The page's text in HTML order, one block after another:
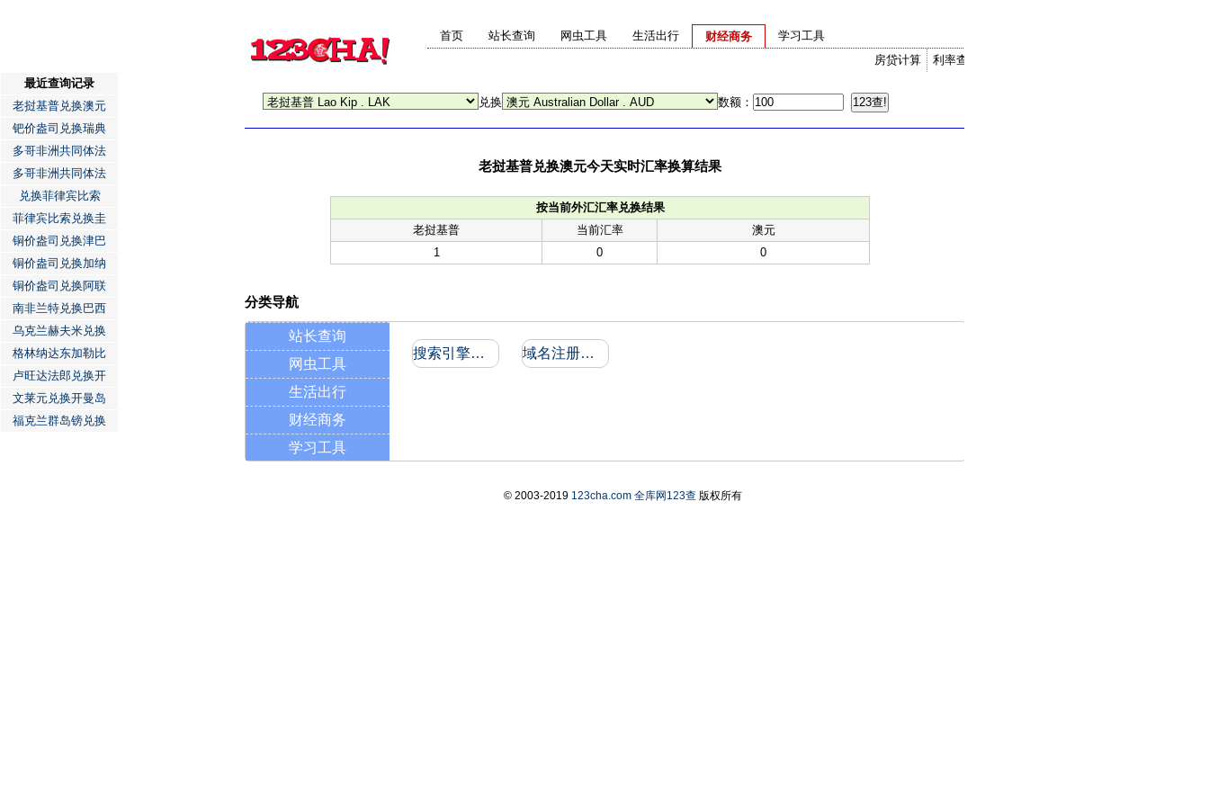
首页 站长查询 网虫工具 生活出行
财经商务
利率查询
房贷计算
学习工具
兑换 数额：
老挝基普兑换澳元今天实时汇率换算结果
按当前外汇汇率兑换结果
老挝基普
当前汇率
澳元
1
0 0
最近查询记录
老挝基普兑换澳元
钯价盎司兑换瑞典
多哥非洲共同体法
多哥非洲共同体法
兑换菲律宾比索
菲律宾比索兑换圭
铜价盎司兑换津巴
铜价盎司兑换加纳
铜价盎司兑换阿联
南非兰特兑换巴西
乌克兰赫夫米兑换
格林纳达东加勒比
卢旺达法郎兑换开
文莱元兑换开曼岛
福克兰群岛镑兑换
分类导航
站长查询
网虫工具
生活出行
财经商务
学习工具
搜索引擎收录和反向链接 域名注册信息
© 2003-2019 123cha.com 全库网123查版权所有